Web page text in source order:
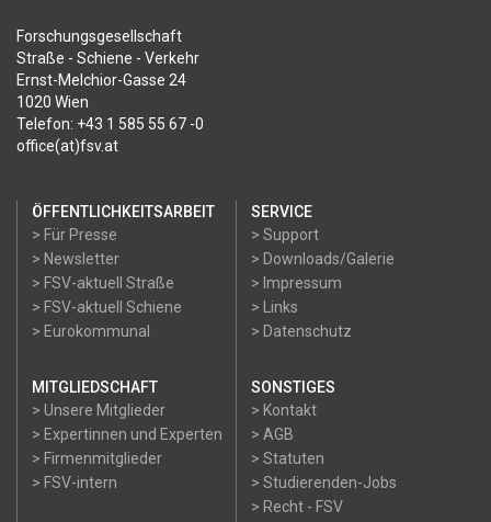
Forschungsgesellschaft
Straße - Schiene - Verkehr
Ernst-Melchior-Gasse 24
1020 Wien
Telefon: +43 1 585 55 67 -0
office(at)fsv.at
ÖFFENTLICHKEITSARBEIT
> Für Presse
> Newsletter
> FSV-aktuell Straße
> FSV-aktuell Schiene
> Eurokommunal
SERVICE
> Support
> Downloads/Galerie
> Impressum
> Links
> Datenschutz
MITGLIEDSCHAFT
> Unsere Mitglieder
> Expertinnen und Experten
> Firmenmitglieder
> FSV-intern
SONSTIGES
> Kontakt
> AGB
> Statuten
> Studierenden-Jobs
> Recht - FSV